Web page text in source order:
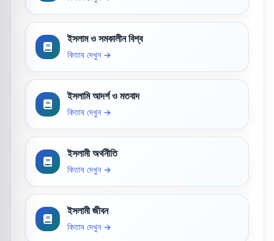
ইসলাম ও সমকালীন বিশ্ব
কিতাব দেখুন →
ইসলামি আদর্শ ও মতবাদ
কিতাব দেখুন →
ইসলামী অর্থনীতি
কিতাব দেখুন →
ইসলামী জীবন
কিতাব দেখুন →